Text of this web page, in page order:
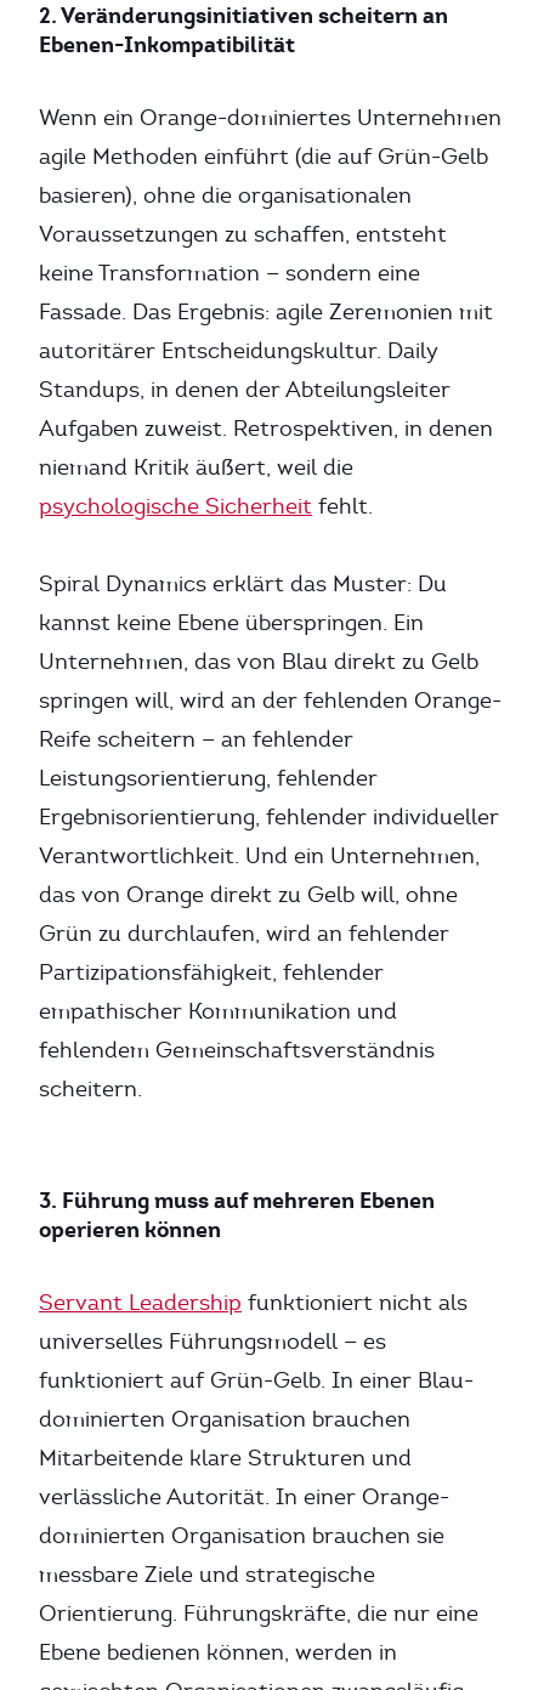
2. Veränderungsinitiativen scheitern an
Ebenen-Inkompatibilität
Wenn ein Orange-dominiertes Unternehmen
agile Methoden einführt (die auf Grün-Gelb
basieren), ohne die organisationalen
Voraussetzungen zu schaffen, entsteht
keine Transformation — sondern eine
Fassade. Das Ergebnis: agile Zeremonien mit
autoritärer Entscheidungskultur. Daily
Standups, in denen der Abteilungsleiter
Aufgaben zuweist. Retrospektiven, in denen
niemand Kritik äußert, weil die
psychologische Sicherheit fehlt.
Spiral Dynamics erklärt das Muster: Du
kannst keine Ebene überspringen. Ein
Unternehmen, das von Blau direkt zu Gelb
springen will, wird an der fehlenden Orange-
Reife scheitern — an fehlender
Leistungsorientierung, fehlender
Ergebnisorientierung, fehlender individueller
Verantwortlichkeit. Und ein Unternehmen,
das von Orange direkt zu Gelb will, ohne
Grün zu durchlaufen, wird an fehlender
Partizipationsfähigkeit, fehlender
empathischer Kommunikation und
fehlendem Gemeinschaftsverständnis
scheitern.
3. Führung muss auf mehreren Ebenen
operieren können
Servant Leadership funktioniert nicht als
universelles Führungsmodell — es
funktioniert auf Grün-Gelb. In einer Blau-
dominierten Organisation brauchen
Mitarbeitende klare Strukturen und
verlässliche Autorität. In einer Orange-
dominierten Organisation brauchen sie
messbare Ziele und strategische
Orientierung. Führungskräfte, die nur eine
Ebene bedienen können, werden in